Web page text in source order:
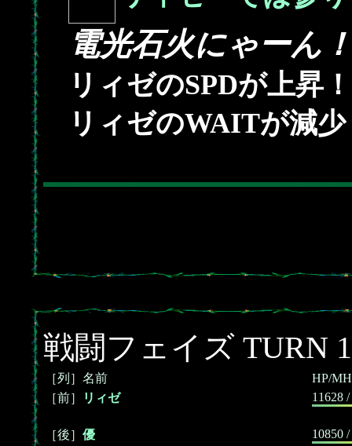
電光石火にゃーん
リィゼのSPDが上昇！
リィゼのWAITが減少
戦闘フェイズ TURN 1
［列］名前
HP/
［前］
リィゼ 11628
［後］ 優
10850